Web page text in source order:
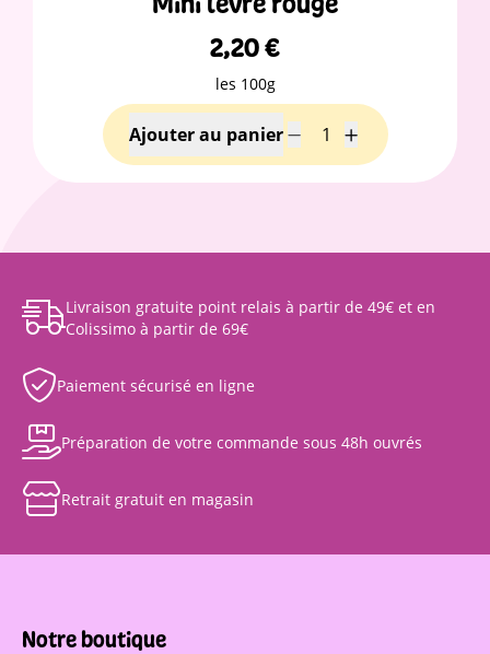
2,20€
les 100g
Livraison gratuite point relais à partir de 49€ et en
Colissimo à partir de 69€
Paiement sécurisé en ligne
Préparation de votre commande sous 48h ouvrés
Retrait gratuit en magasin
Notre boutique